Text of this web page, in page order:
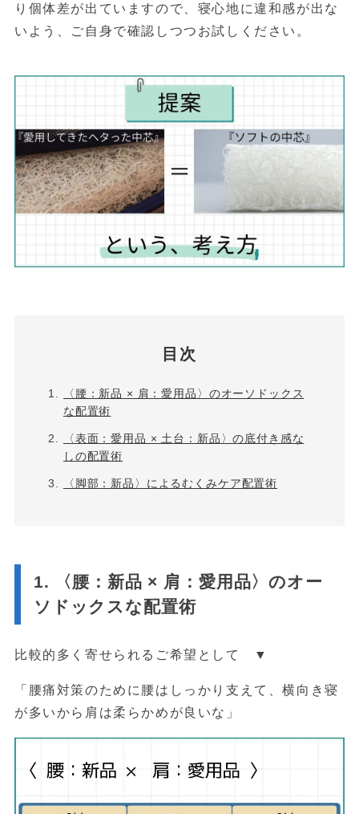
り個体差が出ていますので、寝心地に違和感が出な
いよう、ご自身で確認しつつお試しください。
目次
〈腰：新品 × 肩：愛用品〉のオーソドックス
な配置術
〈表面：愛用品 × 土台：新品〉の底付き感な
しの配置術
〈脚部：新品〉によるむくみケア配置術
1. 〈腰：新品 × 肩：愛用品〉のオー
ソドックスな配置術
比較的多く寄せられるご希望として ▼
「腰痛対策のために腰はしっかり支えて、横向き寝
が多いから肩は柔らかめが良いな」